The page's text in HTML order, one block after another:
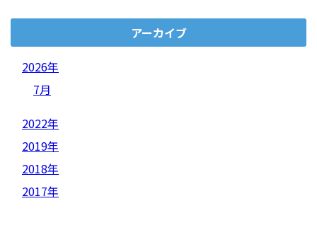
アーカイブ
2026年
7月
2022年
2019年
2018年
2017年